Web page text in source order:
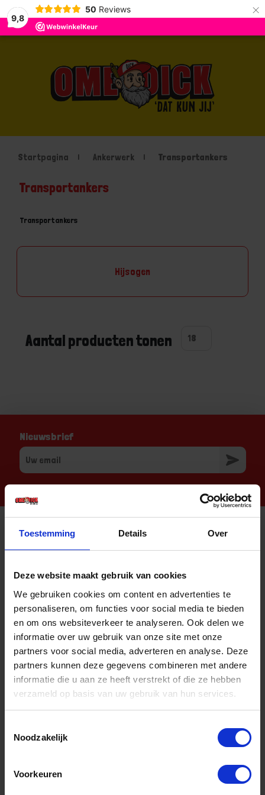
Toestemming Details Over
Deze website maakt gebruik van cookies
We gebruiken cookies om content en advertenties te
personaliseren, om functies voor social media te bieden
en om ons websiteverkeer te analyseren. Ook delen we
informatie over uw gebruik van onze site met onze
partners voor social media, adverteren en analyse. Deze
partners kunnen deze gegevens combineren met andere
informatie die u aan ze heeft verstrekt of die ze hebben
verzameld op basis van uw gebruik van hun services.
Noodzakelijk
Voorkeuren
9,8
50 Reviews ×
Startpagina Ankerwerk Transportankers
Transportankers
Transportankers
Hijsogen
Aantal producten tonen
Nieuwsbrief
Over Ome Dick
Klachtenregeling Ome Dick
Retouren & Garantie Ome Dick
Privacyverklaring Ome Dick
Contact
Mijn account